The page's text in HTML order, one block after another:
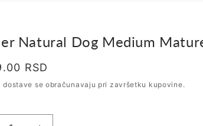
Natural Dog Medium
RSD
dostave se obračunavaju pri završetku kupovine.